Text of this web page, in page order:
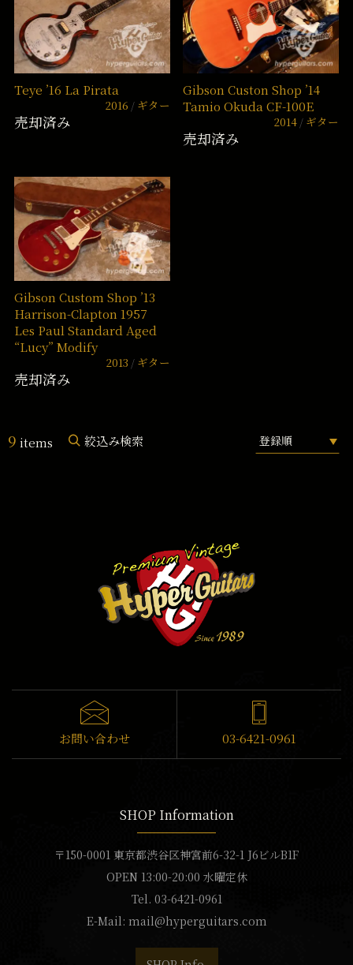
Teye ’16 La Pirata
2016 ギター
売却済み
Gibson Custon Shop ’14
Tamio Okuda CF-100E
2014 ギター
売却済み
Gibson Custom Shop ’13
Harrison-Clapton 1957
Les Paul Standard Aged
“Lucy” Modify
2013 ギター
売却済み
9 items 絞込み検索
お問い合わせ 03-6421-0961
SHOP Information
〒150-0001 東京都渋谷区神宮前6-32-1 J6ビルB1F
OPEN 13:00-20:00 水曜定休
Tel. 03-6421-0961
E-Mail: mail@hyperguitars.com